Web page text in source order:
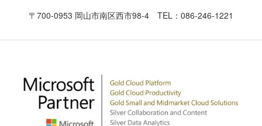
〒700-0953 岡山市南区西市98-4 TEL： 086-246-1221